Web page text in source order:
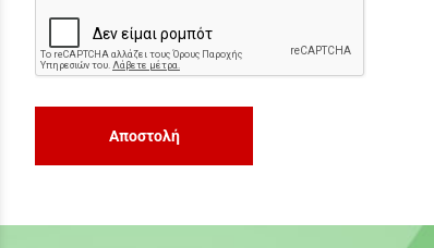
Αποστολή